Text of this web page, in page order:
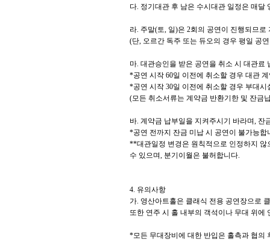
다. 정기대관 후 남은 수시대관 일정은 매달
라. 주말(토, 일)은 2회의 공연이 진행되므로
(단, 오르간 독주 또는 듀오의 경우 평일 공
마. 대관승인을 받은 공연을 취소 시 대관료
*공연 시작 60일 이전에 취소할 경우 대관
*공연 시작 30일 이전에 취소할 경우 부대
(모든 취소서류는 계약금 반환기한 및 잔금
바. 계약금 납부일을 지켜주시기 바라며, 잔
*공연 전까지 잔금 미납 시 공연이 불가능합
**대관일정 변경은 원칙적으로 인정하지
수 있으며, 분기이월은 불허합니다.
4. 유의사항
가. 영산아트홀은 클래식 전용 공연장으로
또한 연주 시 홀 내부의 객석이나 무대 위에
*모든 무대장비에 대한 반입은 홀측과 협의